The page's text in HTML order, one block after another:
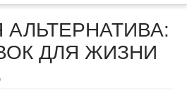
АЛЬТЕРНАТИВА:
ДЛЯ ЖИЗНИ